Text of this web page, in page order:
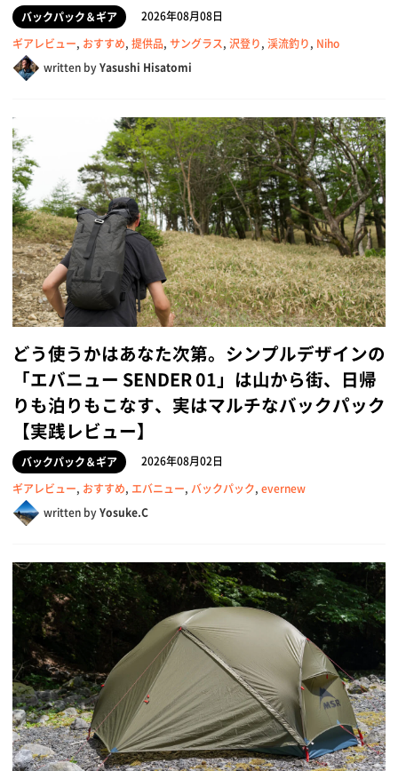
バックパック＆ギア
2026年08月08日
ギアレビュー, おすすめ, 提供品, サングラス, 沢登り, 渓流釣り, Niho
written byYasushi Hisatomi
どう使うかはあなた次第。シンプルデザインの
「エバニュー SENDER 01」は山から街、日帰
りも泊りもこなす、実はマルチなバックパック
【実践レビュー】
バックパック＆ギア
2026年08月02日
ギアレビュー, おすすめ, エバニュー, バックパック, evernew
written byYosuke.C